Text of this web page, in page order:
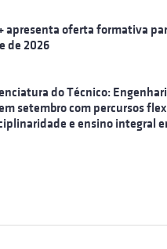
apresenta oferta formativa
de 2026
do Técnico:
setembro com percursos
e ensino integral